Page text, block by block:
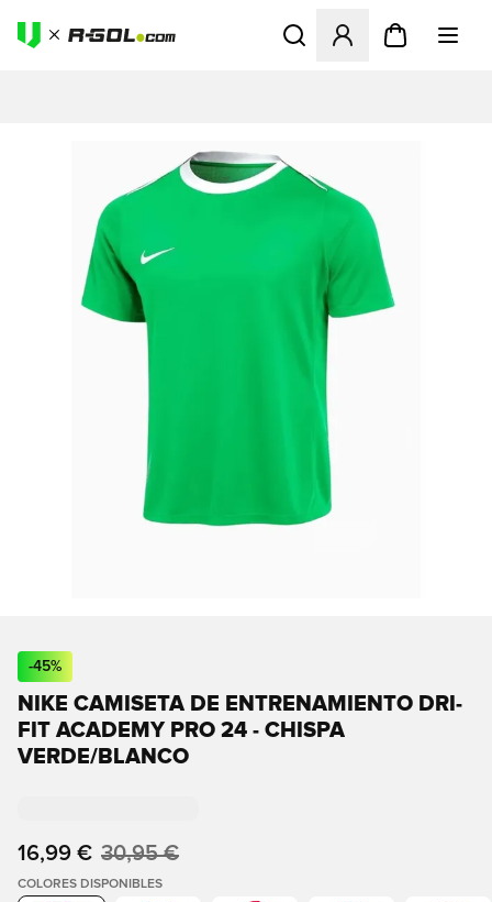
Abre un modal para iniciar
-45%
NIKE CAMISETA DE ENTRENAMIENTO DRI-
FIT ACADEMY PRO 24 - CHISPA
VERDE/BLANCO
16,99 € 30,95 €
COLORES DISPONIBLES